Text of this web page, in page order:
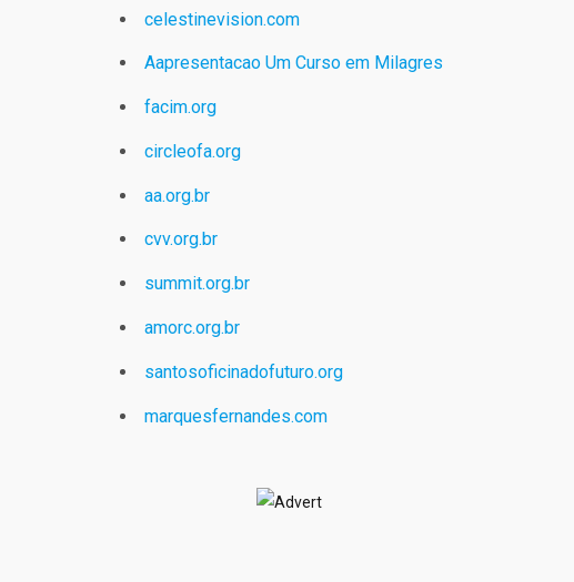
celestinevision.com
Aapresentacao Um Curso em Milagres
facim.org
circleofa.org
aa.org.br
cvv.org.br
summit.org.br
amorc.org.br
santosoficinadofuturo.org
marquesfernandes.com